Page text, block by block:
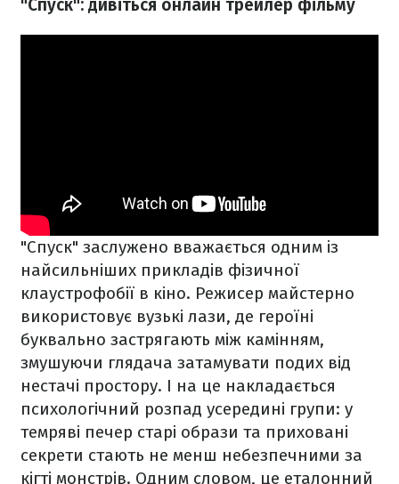
"Спуск": дивіться онлайн трейлер фільму
"Спуск" заслужено вважається одним із
найсильніших прикладів фізичної
клаустрофобії в кіно. Режисер майстерно
використовує вузькі лази, де героїні
буквально застрягають між камінням,
змушуючи глядача затамувати подих від
нестачі простору. І на це накладається
психологічний розпад усередині групи: у
темряві печер старі образи та приховані
секрети стають не менш небезпечними за
кігті монстрів. Одним словом, це еталонний